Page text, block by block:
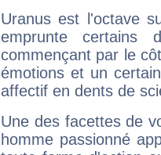
Uranus est l'octave
emprunte
commençant par le
émotions et un
affectif en dents de
Une des facettes de
homme passionné